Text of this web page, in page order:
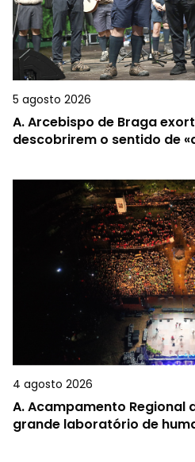
5 agosto 2026
A.Arcebispo de Braga
descobrirem o sentido de
4 agosto 2026
A.Acampamento Regional
grande laboratório de